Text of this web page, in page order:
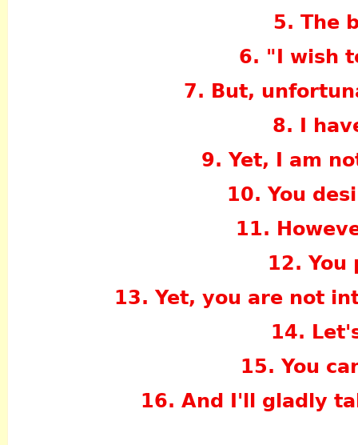
5. The
6. "I wish
7. But,
8. I
9. Yet, I am
10. You
11.
12. You
13. Yet, you are not
14.
15. You
16. And I'll gladly